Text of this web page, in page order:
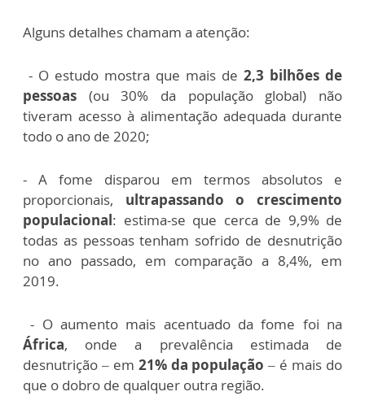
Alguns detalhes chamam a atenção:
- O estudo mostra que mais de 2,3 bilhões de
pessoas (ou 30% da população global) não
tiveram acesso à alimentação adequada durante
todo o ano de 2020;
- A fome disparou em termos absolutos e
proporcionais, ultrapassando o crescimento
populacional: estima-se que cerca de 9,9% de
todas as pessoas tenham sofrido de desnutrição
no ano passado, em comparação a 8,4%, em
2019.
- O aumento mais acentuado da fome foi na
África, onde a prevalência estimada de
desnutrição – em 21% da população – é mais do
que o dobro de qualquer outra região.